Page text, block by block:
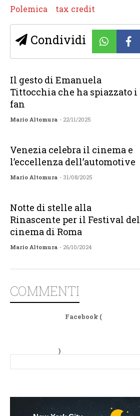
Polemica
tax credit
Condividi
Il gesto di Emanuela
Tittocchia che ha spiazzato i
fan
Mario Altomura - 22/11/2025
Venezia celebra il cinema e
l’eccellenza dell’automotive
Mario Altomura - 31/08/2025
Notte di stelle alla
Rinascente per il Festival del
cinema di Roma
Mario Altomura - 26/10/2024
COMMENTI
Facebook (
)